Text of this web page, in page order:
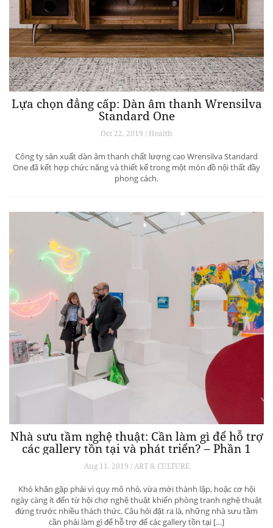
Lựa chọn đẳng cấp: Dàn âm thanh Wrensilva
Standard One
Oct 22, 2019 / Health
Công ty sản xuất dàn âm thanh chất lượng cao Wrensilva Standard
One đã kết hợp chức năng và thiết kế trong một món đồ nội thất đầy
phong cách.
Nhà sưu tầm nghệ thuật: Cần làm gì để hỗ trợ
các gallery tồn tại và phát triển? – Phần 1
Aug 11, 2019 / ART & CULTURE
Khó khăn gặp phải vì quy mô nhỏ, vừa mới thành lập, hoặc cơ hội
ngày càng ít đến từ hội chợ nghệ thuật khiến phòng tranh nghệ thuật
đứng trước nhiều thách thức. Câu hỏi đặt ra là, những nhà sưu tầm
cần phải làm gì để hỗ trợ để các gallery tồn tại […]